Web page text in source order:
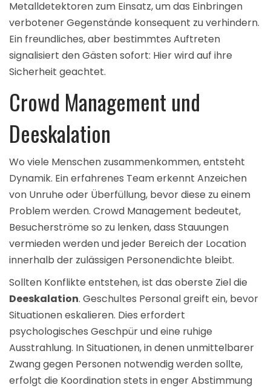
Metalldetektoren zum Einsatz, um das Einbringen
verbotener Gegenstände konsequent zu verhindern.
Ein freundliches, aber bestimmtes Auftreten
signalisiert den Gästen sofort: Hier wird auf ihre
Sicherheit geachtet.
Crowd Management und
Deeskalation
Wo viele Menschen zusammenkommen, entsteht
Dynamik. Ein erfahrenes Team erkennt Anzeichen
von Unruhe oder Überfüllung, bevor diese zu einem
Problem werden. Crowd Management bedeutet,
Besucherströme so zu lenken, dass Stauungen
vermieden werden und jeder Bereich der Location
innerhalb der zulässigen Personendichte bleibt.
Sollten Konflikte entstehen, ist das oberste Ziel die
Deeskalation. Geschultes Personal greift ein, bevor
Situationen eskalieren. Dies erfordert
psychologisches Geschpür und eine ruhige
Ausstrahlung. In Situationen, in denen unmittelbarer
Zwang gegen Personen notwendig werden sollte,
erfolgt die Koordination stets in enger Abstimmung